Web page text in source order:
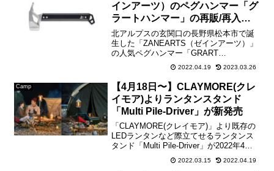
インアーツ）のペグハンマー「グ
ラートハンマー」の再販/再入荷
について
北アルプスの玄関口の長野県松本市で誕
生した「ZANEARTS（ゼインアーツ）」
の人気ペグハンマー「GRART
HAMMER（グラートハンマー）」。鍛造
ペグを打つ・抜くをサポートし、スイン
グバランスに優れた日本人の手に馴染む
キャンピング用ハン...
2022.04.19 2023.03.26
Camp
【4月18日〜】CLAYMORE(クレ
イモア)よりランタンスタンド
「Multi Pile-Driver」が新発売
「CLAYMORE(クレイモア)」より既存の
LEDランタンなど際立てせるランタンス
タンド「Multi Pile-Driver」が2022年4月
発売。【CLAYMORE Multi Pile-Driver】
出典:CLAYMORECLAYMOR...
2022.03.15 2022.04.19